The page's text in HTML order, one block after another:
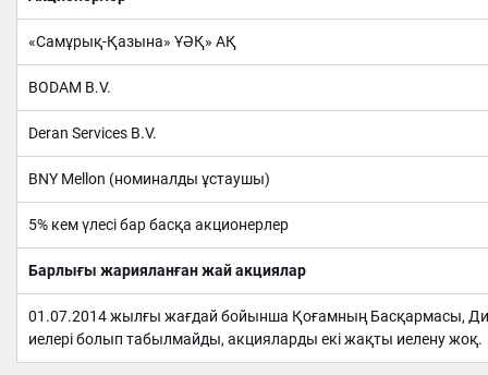
«Самұрық-Қазына» ҰӘҚ» АҚ
BODAM B.V.
Deran Services B.V.
BNY Mellon (номиналды ұстаушы)
5% кем үлесі бар басқа акционерлер
Барлығы жарияланған жай акциялар
01.07.2014 жылғы жағдай бойынша Қоғамның Басқармасы,
иелері болып табылмайды, акцияларды екі жақты иелену жоқ.